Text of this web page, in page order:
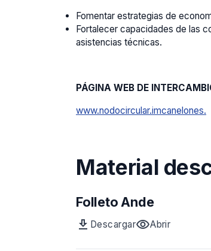
Fomentar estrategias de
Fortalecer capacidades de las
asistencias técnicas.
PÁGINA WEB DE
www.nodocircular.imcanelones.
Material
Folleto Ande
download
Archivo
Descargarvisibility
vista
Abrir